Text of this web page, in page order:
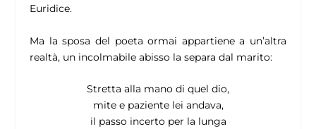
Euridice.
Ma la sposa del poeta ormai appartiene a un’altra
realtà, un incolmabile abisso la separa dal marito:
Stretta alla mano di quel dio,
mite e paziente lei andava,
il passo incerto per la lunga